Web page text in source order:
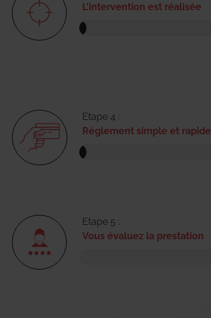
L'intervention est réalisée
Etape 4 :
Règlement simple et rapide
Etape 5 :
Vous évaluez la prestation